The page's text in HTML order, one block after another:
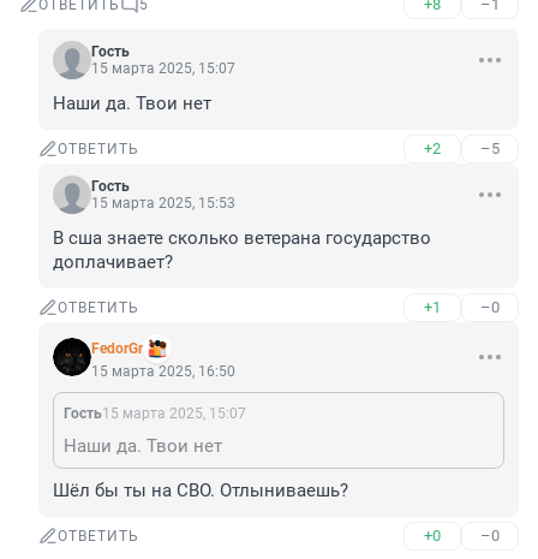
ОТВЕТИТЬ 5 +8 –1
Гость
15 марта 2025, 15:07
Наши да. Твои нет
ОТВЕТИТЬ +2 –5
Гость
15 марта 2025, 15:53
В сша знаете сколько ветерана государство
доплачивает?
ОТВЕТИТЬ +1 –0
FedorGr
15 марта 2025, 16:50
Гость15 марта 2025, 15:07
Наши да. Твои нет
Шёл бы ты на СВО. Отлыниваешь?
ОТВЕТИТЬ +0 –0